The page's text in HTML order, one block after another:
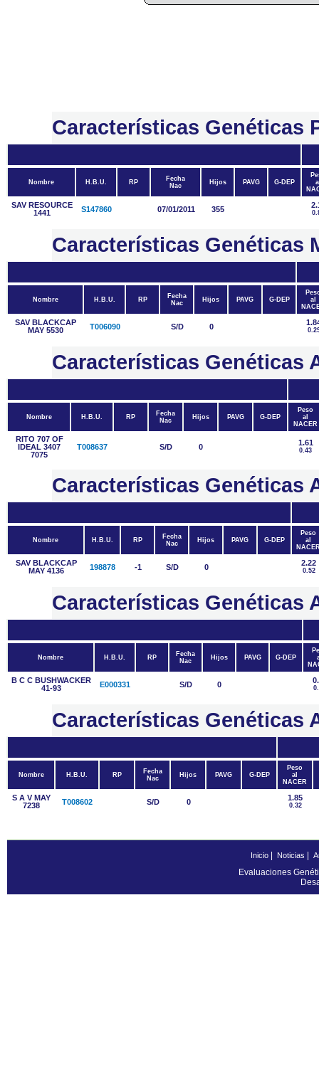
Características Genéticas
Nombre H.B.U. RP
Fecha
Nac
Hijos PAVG G-DEP
SAV RESOURCE
1441
S147860 07/01/2011 355
Características Genéticas
Nombre H.B.U. RP
Fecha
Nac
Hijos PAVG G-DEP
al
SAV BLACKCAP
MAY 5530
T006090 S/D 0
Características Genéticas
Nombre H.B.U. RP
Fecha
Nac
Hijos PAVG G-DEP
Peso
al
NACER
RITO 707 OF
IDEAL 3407
7075
T008637 S/D 0 1.61
0.43
Características Genéticas
Nombre H.B.U. RP
Fecha
Nac
Hijos PAVG G-DEP
Peso
al
SAV BLACKCAP
MAY 4136
198878 -1 S/D 0 2.22
0.52
Características Genéticas
Nombre H.B.U. RP
Fecha
Nac
Hijos PAVG G-DEP
B C C BUSHWACKER
41-93
E000331 S/D 0
Características Genéticas
Nombre H.B.U. RP
Fecha
Nac
Hijos PAVG G-DEP
Peso
al
NACER
S A V MAY
7238
T008602 S/D 0 1.85
0.32
Inicio| Noticias
Evaluaciones